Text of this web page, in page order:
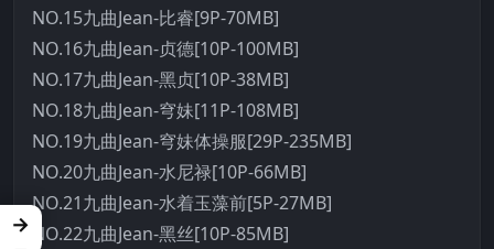
NO.15九曲Jean-比睿[9P-70MB]
NO.16九曲Jean-贞德[10P-100MB]
NO.17九曲Jean-黑贞[10P-38MB]
NO.18九曲Jean-穹妹[11P-108MB]
NO.19九曲Jean-穹妹体操服[29P-235MB]
NO.20九曲Jean-水尼禄[10P-66MB]
NO.21九曲Jean-水着玉藻前[5P-27MB]
NO.22九曲Jean-黑丝[10P-85MB]
→